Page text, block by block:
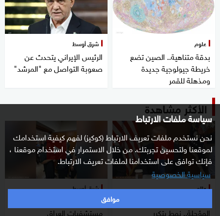
سياسة ملفات الارتباط
نحن نستخدم ملفات تعريف الارتباط (كوكيز) لفهم كيفية استخدامك
لموقعنا ولتحسين تجربتك. من خلال الاستمرار في استخدام موقعنا ،
فإنك توافق على استخدامنا لملفات تعريف الارتباط.
سياسية الخصوصية
موافق
علوم
بدقة متناهية.. الصين تضع
خريطة جيولوجية جديدة
ومذهلة للقمر
شرق أوسط
الرئيس الإيراني يتحدث عن
صعوبة التواصل مع "المرشد"
الأكثر مشاهدة
عالم
المؤجلة.. نمط يتكرر
شرق أوسط
مشاهد صادمة تثير الجدل حول
مستشفيات العراق